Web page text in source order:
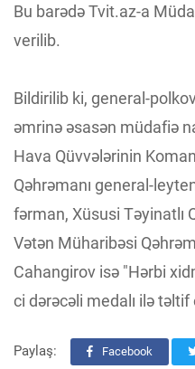
Bu barədə Tvit.az-a
verilib.
Bildirilib ki, general-
əmrinə əsasən müdafiə
Hava Qüvvələrinin
Qəhrəmanı general-
fərman, Xüsusi Təyinatlı
Vətən Müharibəsi
Cahangirov isə "Hərbi
ci dərəcəli medalı ilə təltif
Paylaş: Facebook